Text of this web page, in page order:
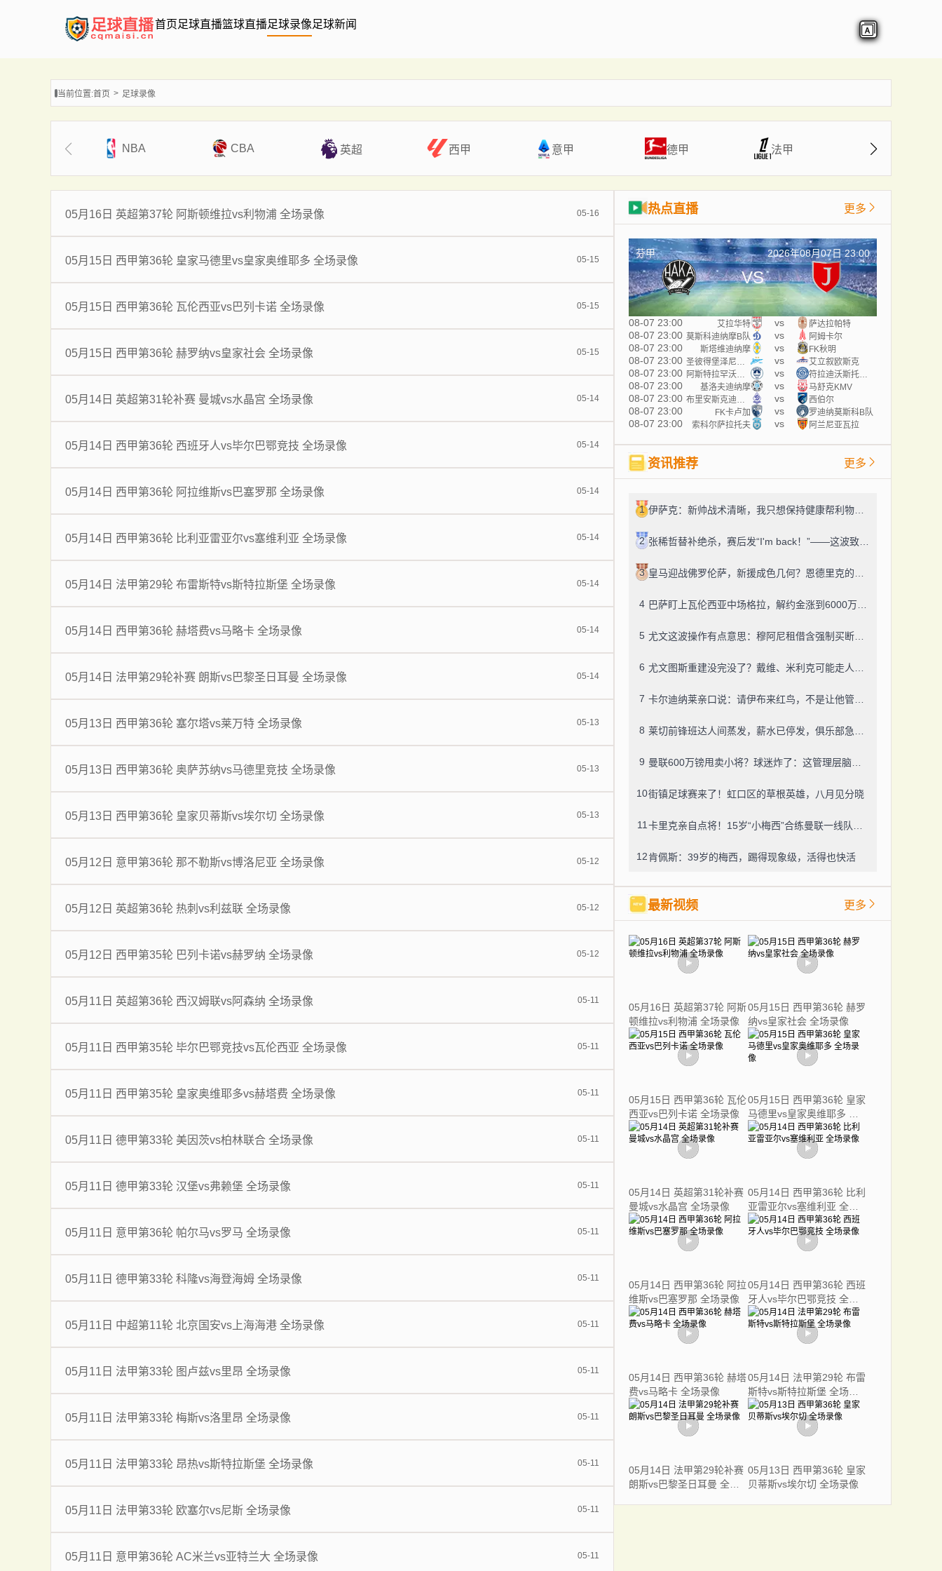
首页足球直播篮球直播足球录像足球新闻
当前位置:首页 足球录像
NBA CBA 英超 西甲 意甲 德甲 法甲
05月16日 英超第37轮 阿斯顿维拉vs利物浦 全场录像 05-16
05月15日 西甲第36轮 皇家马德里vs皇家奥维耶多 全场录像 05-15
05月15日 西甲第36轮 瓦伦西亚vs巴列卡诺 全场录像 05-15
05月15日 西甲第36轮 赫罗纳vs皇家社会 全场录像 05-15
05月14日 英超第31轮补赛 曼城vs水晶宫 全场录像 05-14
05月14日 西甲第36轮 西班牙人vs毕尔巴鄂竞技 全场录像 05-14
05月14日 西甲第36轮 阿拉维斯vs巴塞罗那 全场录像 05-14
05月14日 西甲第36轮 比利亚雷亚尔vs塞维利亚 全场录像 05-14
05月14日 法甲第29轮 布雷斯特vs斯特拉斯堡 全场录像 05-14
05月14日 西甲第36轮 赫塔费vs马略卡 全场录像 05-14
05月14日 法甲第29轮补赛 朗斯vs巴黎圣日耳曼 全场录像 05-14
05月13日 西甲第36轮 塞尔塔vs莱万特 全场录像 05-13
05月13日 西甲第36轮 奥萨苏纳vs马德里竞技 全场录像 05-13
05月13日 西甲第36轮 皇家贝蒂斯vs埃尔切 全场录像 05-13
05月12日 意甲第36轮 那不勒斯vs博洛尼亚 全场录像 05-12
05月12日 英超第36轮 热刺vs利兹联 全场录像 05-12
05月12日 西甲第35轮 巴列卡诺vs赫罗纳 全场录像 05-12
05月11日 英超第36轮 西汉姆联vs阿森纳 全场录像 05-11
05月11日 西甲第35轮 毕尔巴鄂竞技vs瓦伦西亚 全场录像 05-11
05月11日 西甲第35轮 皇家奥维耶多vs赫塔费 全场录像 05-11
05月11日 德甲第33轮 美因茨vs柏林联合 全场录像 05-11
05月11日 德甲第33轮 汉堡vs弗赖堡 全场录像 05-11
05月11日 意甲第36轮 帕尔马vs罗马 全场录像 05-11
05月11日 德甲第33轮 科隆vs海登海姆 全场录像 05-11
05月11日 中超第11轮 北京国安vs上海海港 全场录像 05-11
05月11日 法甲第33轮 图卢兹vs里昂 全场录像 05-11
05月11日 法甲第33轮 梅斯vs洛里昂 全场录像 05-11
05月11日 法甲第33轮 昂热vs斯特拉斯堡 全场录像 05-11
05月11日 法甲第33轮 欧塞尔vs尼斯 全场录像 05-11
05月11日 意甲第36轮 AC米兰vs亚特兰大 全场录像 05-11
热点直播 更多
芬甲 2026年08月07日 23:00
VS
08-07 23:00 艾拉华特 vs 萨达拉帕特
08-07 23:00 莫斯科迪纳摩B队 vs 阿姆卡尔
08-07 23:00 斯塔维迪纳摩 vs FK秋明
08-07 23:00 vs 艾立叙欧斯克
08-07 23:00 vs 符拉迪沃斯托克迪那摩
08-07 23:00 基洛夫迪纳摩 vs 马舒克KMV
08-07 23:00 vs 西伯尔
08-07 23:00 FK卡卢加 vs 罗迪纳莫斯科B队
08-07 23:00 索科尔萨拉托夫 vs 阿兰尼亚瓦拉
资讯推荐 更多
1
2
3
4
5
6
7
8
9
10街镇足球赛来了！虹口区的草根英雄，八月见分晓
11
12肯佩斯：39岁的梅西，踢得现象级，活得也快活
最新视频 更多
05月16日 英超第37轮 阿斯
顿维拉vs利物浦 全场录像
05月15日 西甲第36轮 赫罗
纳vs皇家社会 全场录像
05月15日 西甲第36轮 瓦伦
西亚vs巴列卡诺 全场录像
05月15日 西甲第36轮 皇家
马德里vs皇家奥维耶多 全
场录像
05月14日 英超第31轮补赛
曼城vs水晶宫 全场录像
05月14日 西甲第36轮 比利
亚雷亚尔vs塞维利亚 全场
录像
05月14日 西甲第36轮 阿拉
维斯vs巴塞罗那 全场录像
05月14日 西甲第36轮 西班
牙人vs毕尔巴鄂竞技 全场
录像
05月14日 西甲第36轮 赫塔
费vs马略卡 全场录像
05月14日 法甲第29轮 布雷
斯特vs斯特拉斯堡 全场录
像
05月14日 法甲第29轮补赛
朗斯vs巴黎圣日耳曼 全场
05月13日 西甲第36轮 皇家
贝蒂斯vs埃尔切 全场录像